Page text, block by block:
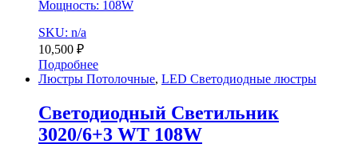
Мощность: 108W
SKU: n/a
10,500 ₽
Подробнее
Люстры Потолочные, LED Светодиодные люстры
Светодиодный Светильник
3020/6+3 WT 108W